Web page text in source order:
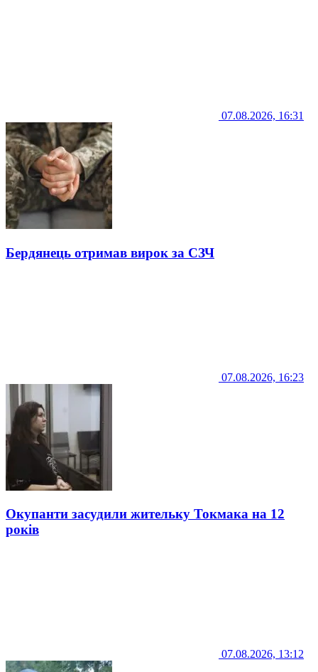
07.08.2026, 16:31
Бердянець отримав вирок за СЗЧ
07.08.2026, 16:23
Окупанти засудили жительку Токмака на 12
років
07.08.2026, 13:12